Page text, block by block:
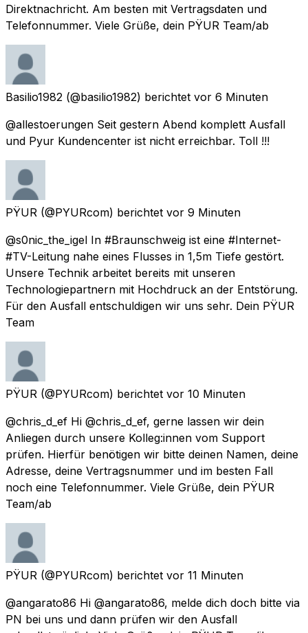
Direktnachricht. Am besten mit Vertragsdaten und
Telefonnummer. Viele Grüße, dein PŸUR Team/ab
Basilio1982 (@basilio1982) berichtet vor 6 Minuten
@allestoerungen Seit gestern Abend komplett Ausfall
und Pyur Kundencenter ist nicht erreichbar. Toll !!!
PŸUR (@PYURcom) berichtet vor 9 Minuten
@s0nic_the_igel In #Braunschweig ist eine #Internet-
#TV-Leitung nahe eines Flusses in 1,5m Tiefe gestört.
Unsere Technik arbeitet bereits mit unseren
Technologiepartnern mit Hochdruck an der Entstörung.
Für den Ausfall entschuldigen wir uns sehr. Dein PŸUR
Team
PŸUR (@PYURcom) berichtet vor 10 Minuten
@chris_d_ef Hi @chris_d_ef, gerne lassen wir dein
Anliegen durch unsere Kolleg:innen vom Support
prüfen. Hierfür benötigen wir bitte deinen Namen, deine
Adresse, deine Vertragsnummer und im besten Fall
noch eine Telefonnummer. Viele Grüße, dein PŸUR
Team/ab
PŸUR (@PYURcom) berichtet vor 11 Minuten
@angarato86 Hi @angarato86, melde dich doch bitte via
PN bei uns und dann prüfen wir den Ausfall